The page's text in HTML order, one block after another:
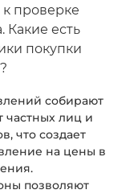
проверке
Какие есть
покупки
собирают
частных лиц и
что создает
на цены в
позволяют